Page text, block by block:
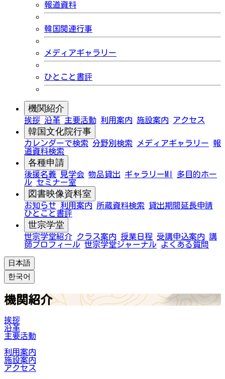
報道資料
韓国関連行事
メディアギャラリー
ひとこと書評
機関紹介
挨拶 沿革 主要活動 利用案内 施設案内 アクセス
韓国文化院行事
カレンダーで検索 分野別検索 メディアギャラリー 報
道資料検索
各種申請
後援名義 見学会 物品貸出 ギャラリーMI
多目的ホー
ル セミナー室
図書映像資料室
お知らせ 利用案内 所蔵資料検索
貸出期間延長申請
ひとこと書評
世宗学堂
世宗学堂紹介 クラス案内 授業日程 受講申込案内 講
師プロフィール 世宗学堂ジャーナル よくある質問
日本語
한국어
機関紹介
挨拶
沿革
主要活動
利用案内
施設案内
アクセス